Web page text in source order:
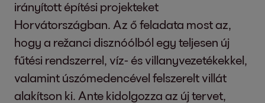
irányított építési projekteket
Horvátországban. Az ő feladata most az,
hogy a režanci disznóólból egy teljesen új
fűtési rendszerrel, víz- és villanyvezetékekkel,
valamint úszómedencével felszerelt villát
alakítson ki. Ante kidolgozza az új tervet,